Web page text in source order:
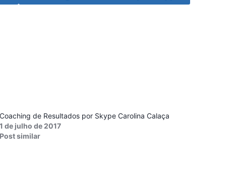
Coaching de Resultados por Skype Carolina Calaça
1 de julho de 2017
Post similar